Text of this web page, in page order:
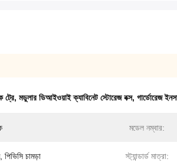
ট্রে, মডুলার ডিআইওয়াই ক্যাবিনেট স্টোরেজ বক্স, গার্ডোরেজ
মডেল নম্বার:
পিভিসি চামড়া স্ট্যান্ডার্ড মাত্রা: